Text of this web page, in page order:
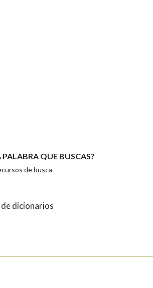
as condicións da política de
que aparece na imaxe:
QUE BUSCAS?
de busca
dicionarios